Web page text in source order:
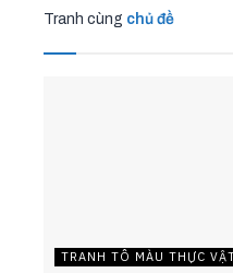
Tranh cùng chủ đề
TRANH TÔ MÀU THỰC